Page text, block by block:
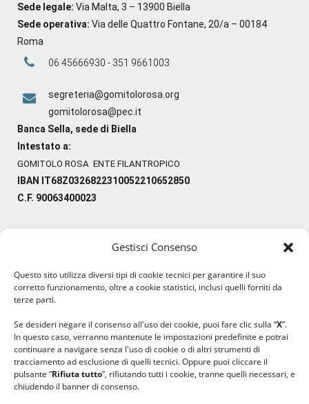
Gestisci Consenso
Questo sito utilizza diversi tipi di cookie tecnici per garantire il suo
corretto funzionamento, oltre a cookie statistici, inclusi quelli forniti da
terze parti.
Se desideri negare il consenso all'uso dei cookie, puoi fare clic sulla “X”.
In questo caso, verranno mantenute le impostazioni predefinite e potrai
continuare a navigare senza l'uso di cookie o di altri strumenti di
tracciamento ad esclusione di quelli tecnici. Oppure puoi cliccare il
pulsante “Rifiuta tutto”, rifiutando tutti i cookie, tranne quelli necessari, e
chiudendo il banner di consenso.
Sede legale: Via Malta, 3 – 13900 Biella
Sede operativa: Via delle Quattro Fontane, 20/a – 00184
Roma
06 45666930 - 351 9661003
segreteria@gomitolorosa.org
gomitolorosa@pec.it
Banca Sella, sede di Biella
Intestato a:
GOMITOLO ROSA ENTE FILANTROPICO
IBAN IT68Z0326822310052210652850
C.F. 90063400023
#lanaterapia
#ilcaloredellempatia